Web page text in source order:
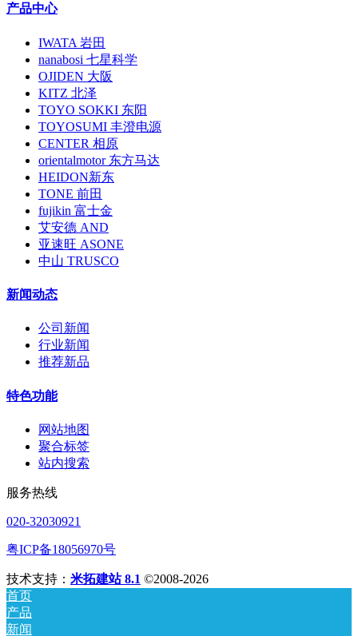
产品中心
IWATA 岩田
nanabosi 七星科学
OJIDEN 大阪
KITZ 北泽
TOYO SOKKI 东阳
TOYOSUMI 丰澄电源
CENTER 相原
orientalmotor 东方马达
HEIDON新东
TONE 前田
fujikin 富士金
艾安德 AND
亚速旺 ASONE
中山 TRUSCO
新闻动态
公司新闻
行业新闻
推荐新品
特色功能
网站地图
聚合标签
站内搜索
服务热线
020-32030921
粤ICP备18056970号
技术支持： 米拓建站 8.1 ©2008-2026
首页
产品
新闻